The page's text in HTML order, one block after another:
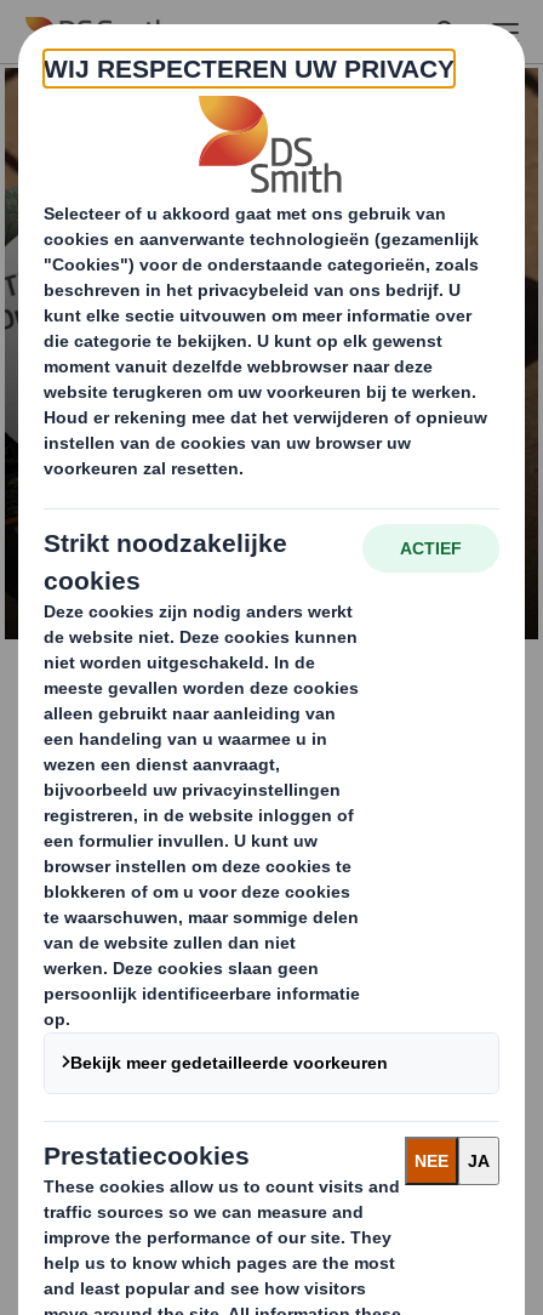
Skip to main content
Thuiswinkel
Duurzaamheid
Monitor -
Verpakkingsversie
Thuiswinkel
Duurzaamheid Monitor
- Verpakkingsversie
De e-commerce sector kent hele specifieke uitdagingen
wanneer het aankomt op verpakken, verzenden en
duurzaamheid.De houding van de consument heeft een
direct impact op de conversie en komende
wetswijzigingenzullen webshops voor nieuwe
uitdagingen stellen.
Deze verpakkingsspecial is een extra verdieping op
Duurzaamheid Monitor , geeft praktische tips en
wordt mede mogelijk gemaakt door Thuiswinkel.orgen
Amazon.
Download hem nu en ontdek:
De houding van de online shopper ten opzichte
van duurzaamheid